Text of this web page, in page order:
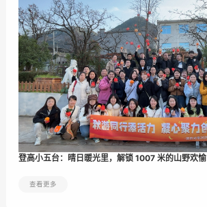
登高小五台：晴日暖光里，解锁 1007 米的山野欢愉
查看更多